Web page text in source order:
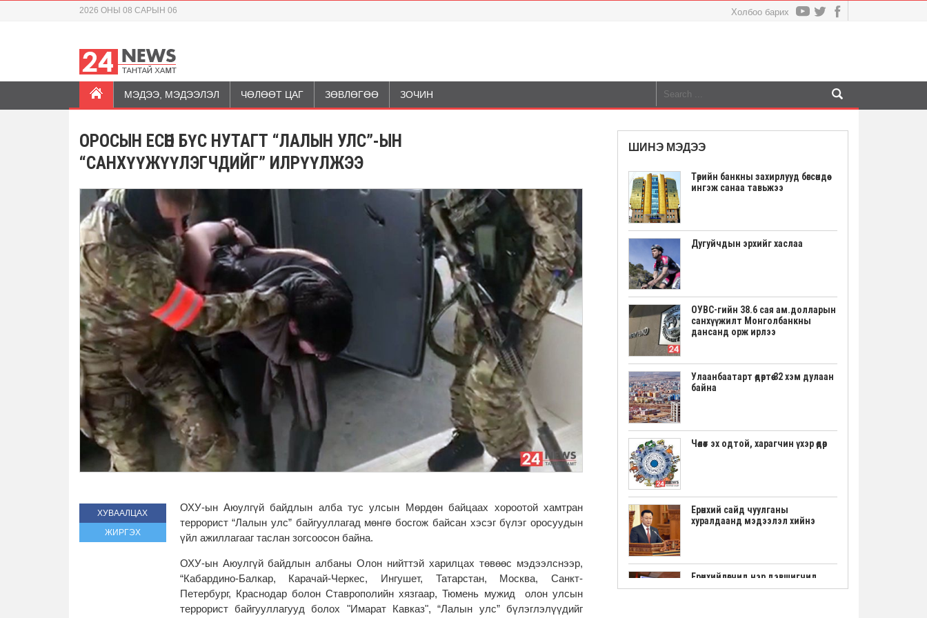
2026 ОНЫ 08 САРЫН 06 Холбоо барих
МЭДЭЭ, МЭДЭЭЛЭЛ ЧӨЛӨӨТ ЦАГ ЗӨВЛӨГӨӨ ЗОЧИН
ШИНЭ МЭДЭЭ
Төрийн банкны захирлууд бөгсөндөө
ингэж санаа тавьжээ
Дугуйчдын эрхийг хаслаа
ОУВС-гийн 38.6 сая ам.долларын
санхүүжилт Монголбанкны
дансанд орж ирлээ
Улаанбаатарт өдөртөө 32 хэм дулаан
байна
Чөлөөт эх одтой, харагчин үхэр өдөр
Ерөнхий сайд чуулганы
хуралдаанд мэдээлэл хийнэ
Ерөнхийлөгчид нэр дэвшигчид
маргааш үнэмлэхээ гардана
ОРОСЫН ЕСӨН БҮС НУТАГТ “ЛАЛЫН УЛС”-ЫН
“САНХҮҮЖҮҮЛЭГЧДИЙГ” ИЛРҮҮЛЖЭЭ
ХУВААЛЦАХ
ЖИРГЭХ
ОХУ-ын Аюулгүй байдлын алба тус улсын Мөрдөн байцаах хороотой хамтран
террорист “Лалын улс” байгууллагад мөнгө босгож байсан хэсэг бүлэг оросуудын
үйл ажиллагааг таслан зогсоосон байна.
ОХУ-ын Аюулгүй байдлын албаны Олон нийттэй харилцах төвөөс мэдээлснээр,
“Кабардино-Балкар, Карачай-Черкес, Ингушет, Татарстан, Москва, Санкт-
Петербург, Краснодар болон Ставрополийн хязгаар, Тюмень мужид олон улсын
террорист байгууллагууд болох "Имарат Кавказ", “Лалын улс” бүлэглэлүүдийг